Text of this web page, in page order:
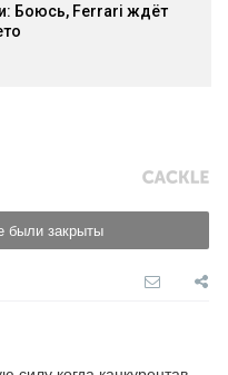
Боюсь, Ferrari ждёт
были закрыты